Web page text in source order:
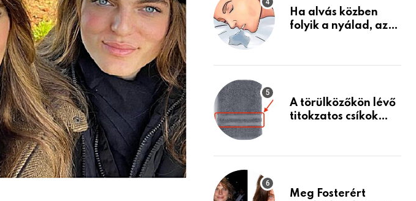
életemet
Ha alvás közben
folyik a nyálad, az
A törülközőkön lévő
titokzatos csíkok
Meg Fosterért